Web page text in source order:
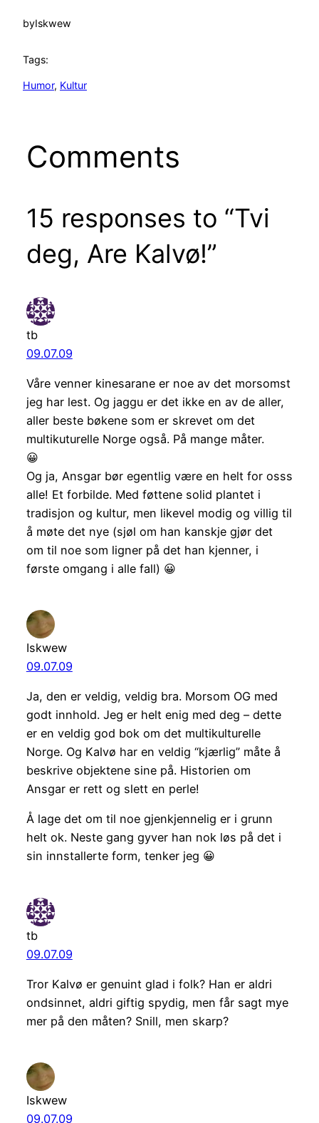
byIskwew
Tags:
Humor, Kultur
Comments
15 responses to “Tvi
deg, Are Kalvø!”
tb
09.07.09
Våre venner kinesarane er noe av det morsomst
jeg har lest. Og jaggu er det ikke en av de aller,
aller beste bøkene som er skrevet om det
multikuturelle Norge også. På mange måter.
😀
Og ja, Ansgar bør egentlig være en helt for osss
alle! Et forbilde. Med føttene solid plantet i
tradisjon og kultur, men likevel modig og villig til
å møte det nye (sjøl om han kanskje gjør det
om til noe som ligner på det han kjenner, i
første omgang i alle fall) 😀
Iskwew
09.07.09
Ja, den er veldig, veldig bra. Morsom OG med
godt innhold. Jeg er helt enig med deg – dette
er en veldig god bok om det multikulturelle
Norge. Og Kalvø har en veldig “kjærlig” måte å
beskrive objektene sine på. Historien om
Ansgar er rett og slett en perle!
Å lage det om til noe gjenkjennelig er i grunn
helt ok. Neste gang gyver han nok løs på det i
sin innstallerte form, tenker jeg 😀
tb
09.07.09
Tror Kalvø er genuint glad i folk? Han er aldri
ondsinnet, aldri giftig spydig, men får sagt mye
mer på den måten? Snill, men skarp?
Iskwew
09.07.09